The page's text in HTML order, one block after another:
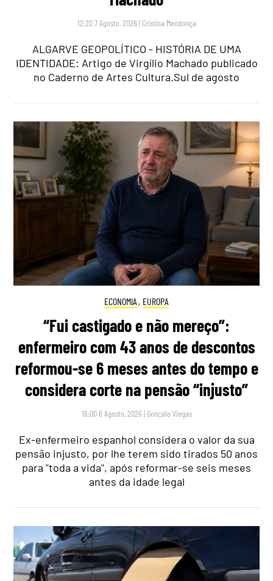
12:20 7 Agosto, 2026 | Cristina Mendonça
ALGARVE GEOPOLÍTICO - HISTÓRIA DE UMA
IDENTIDADE: Artigo de Virgílio Machado publicado
no Caderno de Artes Cultura.Sul de agosto
ECONOMIA , EUROPA
“Fui castigado e não mereço”:
enfermeiro com 43 anos de descontos
reformou-se 6 meses antes do tempo e
considera corte na pensão “injusto”
16:00 6 Agosto, 2026 | Gonçalo Viegas
Ex-enfermeiro espanhol considera o valor da sua
pensão injusto, por lhe terem sido tirados 50 anos
para "toda a vida", após reformar-se seis meses
antes da idade legal